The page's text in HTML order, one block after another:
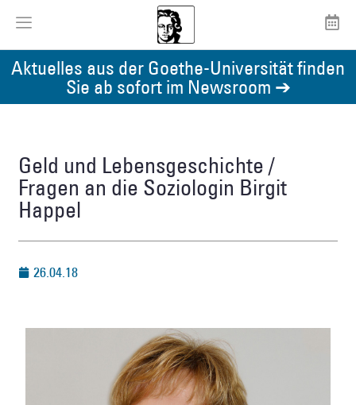
Aktuelles aus der Goethe-Universität finden
Sie ab sofort im Newsroom ➔
Geld und Lebensgeschichte /
Fragen an die Soziologin Birgit
Happel
26.04.18